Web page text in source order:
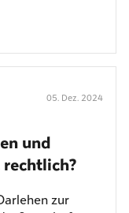
05. Dez. 2024
und
zur